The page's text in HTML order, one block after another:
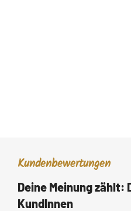
Kundenbewertungen
Deine Meinung zählt:
KundInnen